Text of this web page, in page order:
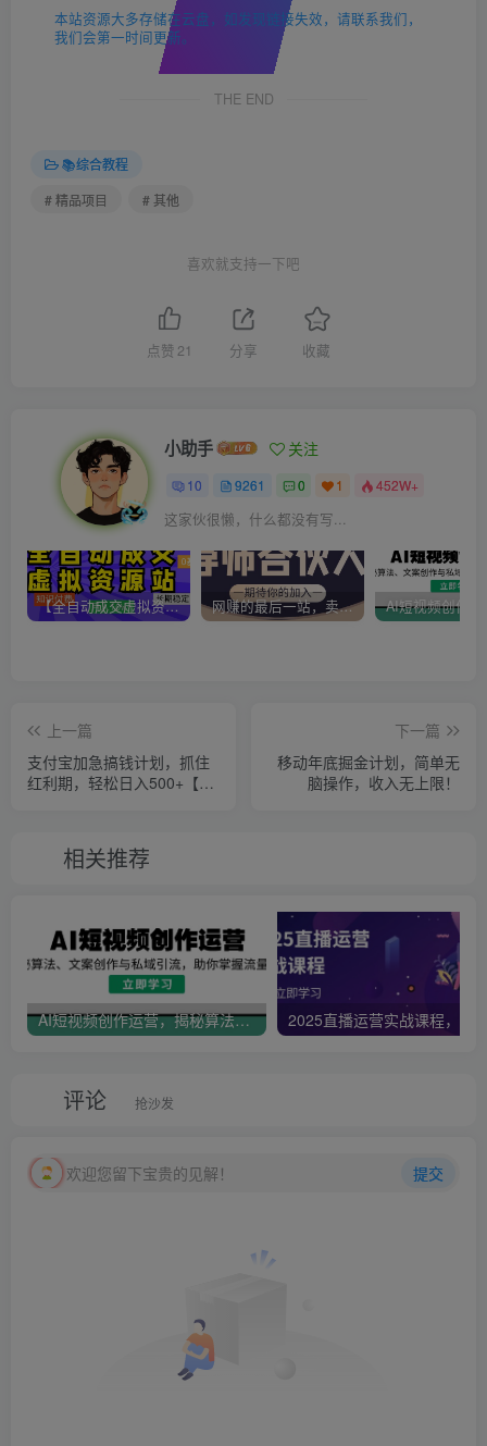
本站资源大多存储在云盘，如发现链接失效，请联系我们，
我们会第一时间更新。
THE END
📚综合教程
# 精品项目
# 其他
喜欢就支持一下吧
点赞 21 分享 收藏
小助手 关注
10 9261 0 1 452W+
这家伙很懒，什么都没有写...
【全自动成交虚拟资源站】站长唯一陪跑项目！月入10W+~长期稳定~ 网赚的最后一站，卖项目！做网赚顶级猎食者~
上一篇
支付宝加急搞钱计划，抓住
红利期，轻松日入500+【揭
下一篇
移动年底掘金计划，简单无
脑操作，收入无上限！
相关推荐
AI短视频创作运营，揭秘算法、文案创作与私域引流，助你掌握流量密码
评论 抢沙发
欢迎您留下宝贵的见解！ 提交